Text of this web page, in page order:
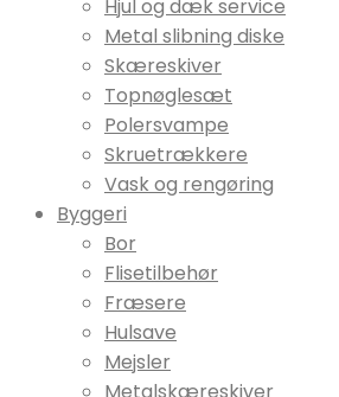
Hjul og dæk service
Metal slibning diske
Skæreskiver
Topnøglesæt
Polersvampe
Skruetrækkere
Vask og rengøring
Byggeri
Bor
Flisetilbehør
Fræsere
Hulsave
Mejsler
Metalskæreskiver